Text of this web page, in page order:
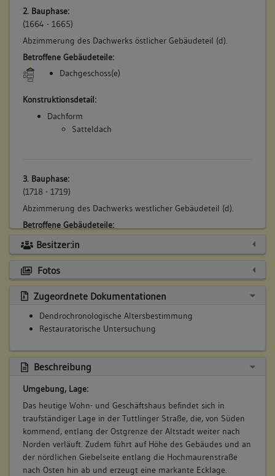
2. Bauphase:
(1664 - 1665)
Abzimmerung des Dachwerks östlicher Gebäudeteil (d).
Betroffene Gebäudeteile:
Dachgeschoss(e)
Konstruktionsdetail:
Dachform
Satteldach
3. Bauphase:
(1718 - 1719)
Abzimmerung des Dachwerks westlicher Gebäudeteil (d).
Betroffene Gebäudeteile:
Dachgeschoss(e)
Konstruktionsdetail:
Dachform
Satteldach
Besitzer:in
Fotos
Zugeordnete Dokumentationen
Dendrochronologische Altersbestimmung
Restauratorische Untersuchung
Beschreibung
Umgebung, Lage:
Das heutige Wohn- und Geschäftshaus befindet sich in
traufständiger Lage in der Tuttlinger Straße, die, von Süden
kommend, entlang der Ostgrenze der Altstadt weiter nach
Norden verläuft. Zudem führt auf Höhe des Gebäudes und an
der nördlichen Giebelseite entlang die Hochmaurenstraße
nach Osten hin ab und erzeugt eine markante Ecklage.